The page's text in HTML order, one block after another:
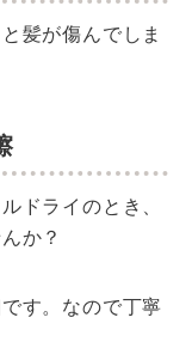
髪が傷んでしま
ドライのとき、
か？
す。なので丁寧